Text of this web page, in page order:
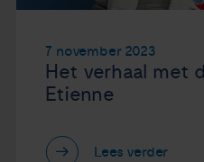
7 november 2023
Het verhaal met
Etienne
Lees verder